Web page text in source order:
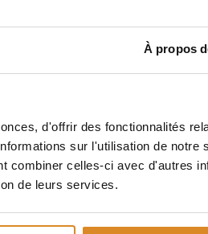
À propos
d'offrir des fonctionnalités
sur l'utilisation de notre
combiner celles-ci avec d'autres
de leurs services.